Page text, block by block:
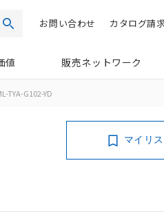
検索 カタログ請
お問い合わせ
値 販売ネットワーク
TYA-G102-YD
マイリ